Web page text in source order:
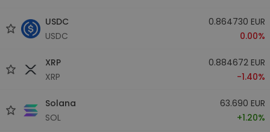
USDC
USDC
0.864730 EUR
0.00%
XRP
XRP
0.884672 EUR
-1.40%
Solana
SOL
63.690 EUR
+1.20%